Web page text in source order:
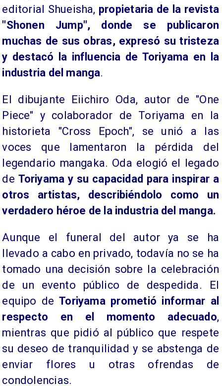
editorial Shueisha, propietaria de la revista
"Shonen Jump", donde se publicaron
muchas de sus obras, expresó su tristeza
y destacó la influencia de Toriyama en la
industria del manga.
El dibujante Eiichiro Oda, autor de "One
Piece" y colaborador de Toriyama en la
historieta "Cross Epoch", se unió a las
voces que lamentaron la pérdida del
legendario mangaka. Oda elogió el legado
de Toriyama y su capacidad para inspirar a
otros artistas, describiéndolo como un
verdadero héroe de la industria del manga.
Aunque el funeral del autor ya se ha
llevado a cabo en privado, todavía no se ha
tomado una decisión sobre la celebración
de un evento público de despedida. El
equipo de Toriyama prometió informar al
respecto en el momento adecuado,
mientras que pidió al público que respete
su deseo de tranquilidad y se abstenga de
enviar flores u otras ofrendas de
condolencias.